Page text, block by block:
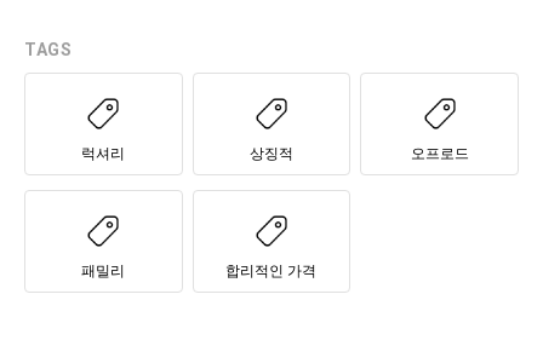
TAGS
럭셔리 상징적 오프로드
패밀리 합리적인 가격